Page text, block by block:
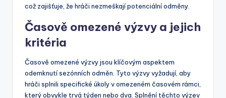
což zajišťuje, že hráči nezmeškají potenciální odměny.
Časově omezené výzvy a jejich
kritéria
Časově omezené výzvy jsou klíčovým aspektem
odemknutí sezónních odměn. Tyto výzvy vyžadují, aby
hráči splnili specifické úkoly v omezeném časovém rámci,
který obvykle trvá týden nebo dva. Splnění těchto výzev